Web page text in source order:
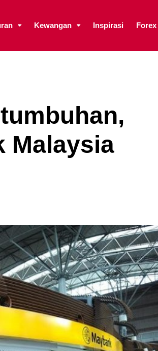
Kewangan Inspirasi Forex
Malaysia